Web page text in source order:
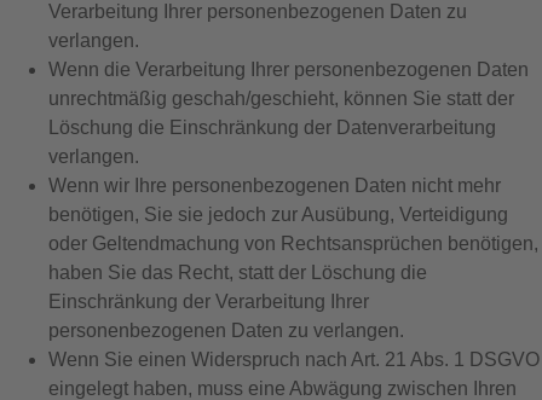
Verarbeitung Ihrer personenbezogenen Daten zu
verlangen.
Wenn die Verarbeitung Ihrer personenbezogenen Daten
unrechtmäßig geschah/geschieht, können Sie statt der
Löschung die Einschränkung der Datenverarbeitung
verlangen.
Wenn wir Ihre personenbezogenen Daten nicht mehr
benötigen, Sie sie jedoch zur Ausübung, Verteidigung
oder Geltendmachung von Rechtsansprüchen benötigen,
haben Sie das Recht, statt der Löschung die
Einschränkung der Verarbeitung Ihrer
personenbezogenen Daten zu verlangen.
Wenn Sie einen Widerspruch nach Art. 21 Abs. 1 DSGVO
eingelegt haben, muss eine Abwägung zwischen Ihren